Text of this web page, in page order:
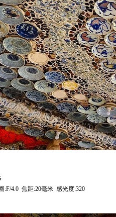
:F/4.0 焦距:20毫米 感光度:320